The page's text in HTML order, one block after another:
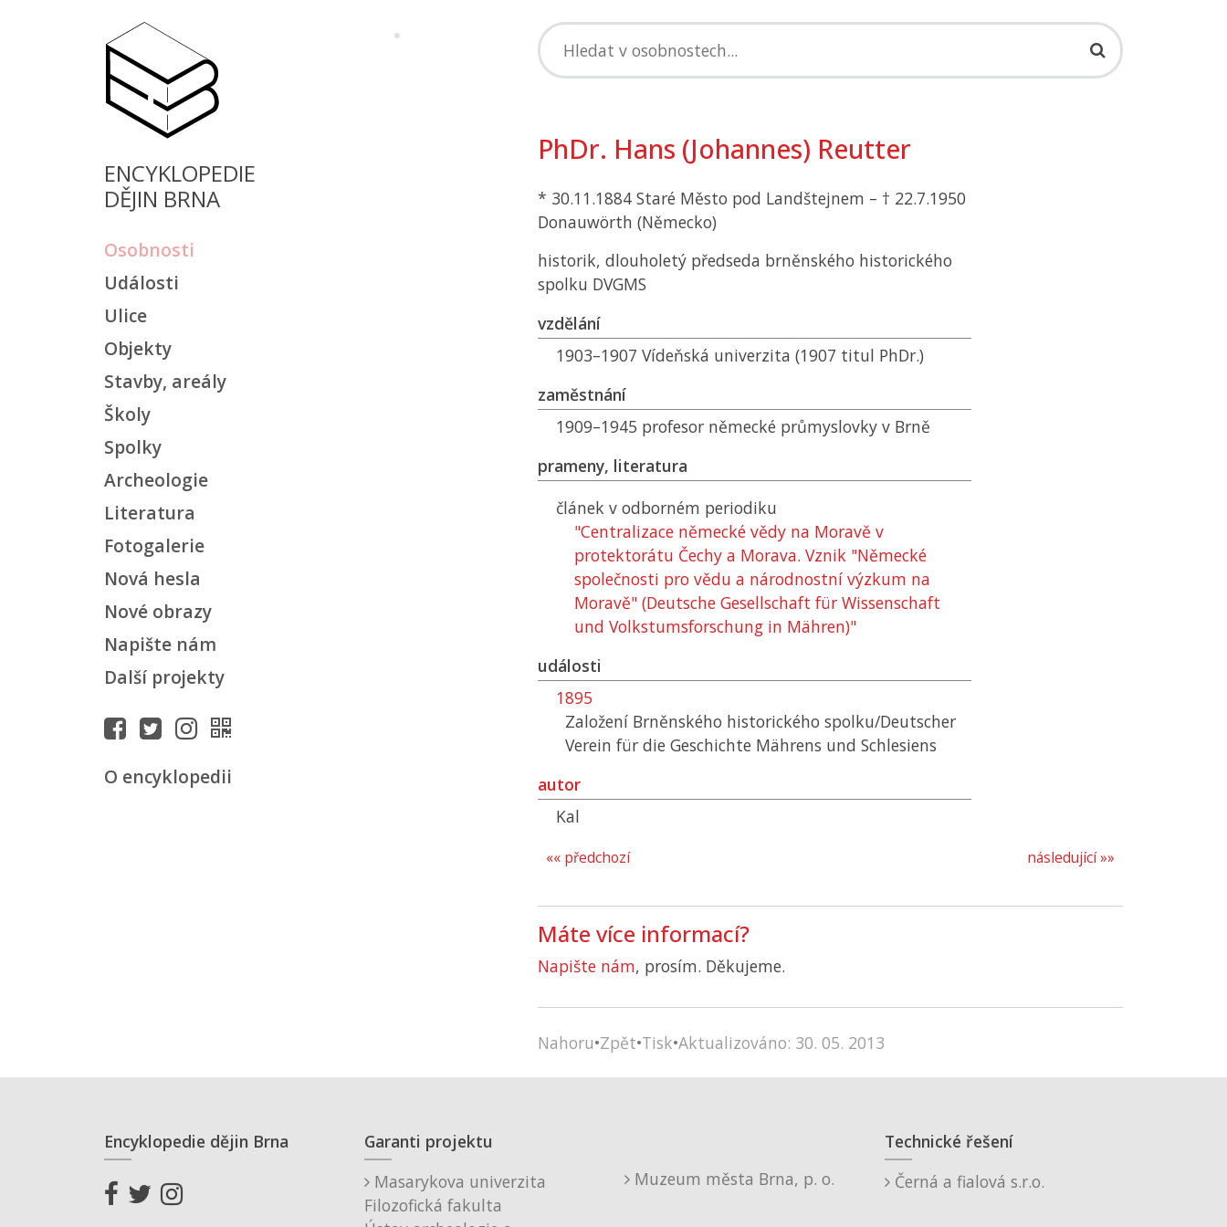
ENCYKLOPEDIE
DĚJIN BRNA
Osobnosti
Události
Ulice
Objekty
Stavby, areály
Školy
Spolky
Archeologie
Literatura
Fotogalerie
Nová hesla
Nové obrazy
Napište nám
Další projekty
O encyklopedii
PhDr. Hans (Johannes) Reutter
* 30.11.1884 Staré Město pod Landštejnem – † 22.7.1950
Donauwörth (Německo)
historik, dlouholetý předseda brněnského historického
spolku DVGMS
vzdělání
1903–1907 Vídeňská univerzita (1907 titul PhDr.)
zaměstnání
1909–1945 profesor německé průmyslovky v Brně
prameny, literatura
článek v odborném periodiku
"Centralizace německé vědy na Moravě v
protektorátu Čechy a Morava. Vznik "Německé
společnosti pro vědu a národnostní výzkum na
Moravě" (Deutsche Gesellschaft für Wissenschaft
und Volkstumsforschung in Mähren)"
události
1895
Založení Brněnského historického spolku/Deutscher
Verein für die Geschichte Mährens und Schlesiens
autor
Kal
následující »»
«« předchozí
Máte více informací?
Napište nám, prosím. Děkujeme.
Nahoru•Zpět•Tisk•Aktualizováno: 30. 05. 2013
Encyklopedie dějin Brna
Garanti projektu
Masarykova univerzita
Filozofická fakulta
Muzeum města Brna, p. o.
Technické řešení
Černá a fialová s.r.o.